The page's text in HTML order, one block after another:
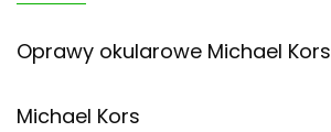
Oprawy okularowe Michael Kors
Michael Kors